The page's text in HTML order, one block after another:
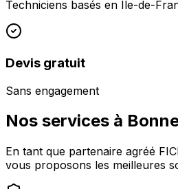
Techniciens basés en Île-de-
Devis gratuit
Sans engagement
Nos services à
En tant que partenaire agréé
vous proposons les meilleures